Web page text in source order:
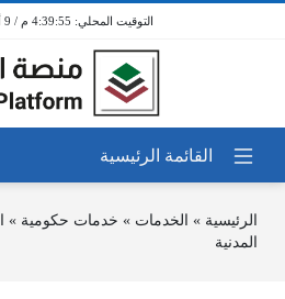
4:39:55 م / 9 أغسطس 2026
الرئيسية » الخدمات » خدمات حكومية »
المدنية